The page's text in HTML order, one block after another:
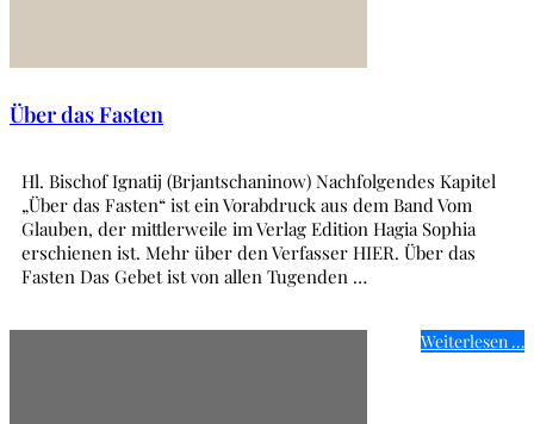
Über das Fasten
Hl. Bischof Ignatij (Brjantschaninow) Nachfolgendes Kapitel
„Über das Fasten“ ist ein Vorabdruck aus dem Band Vom
Glauben, der mittlerweile im Verlag Edition Hagia Sophia
erschienen ist. Mehr über den Verfasser HIER. Über das
Fasten Das Gebet ist von allen Tugenden …
Weiterlesen …